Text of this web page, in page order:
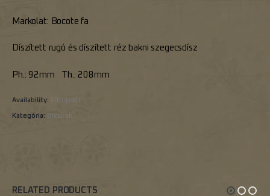
Markolat: Bocote fa
Díszített rugó és díszített réz bakni szegecsdísz
Ph.: 92mm Th.: 208mm
Availability: Elfogyott
Kategória: Bicskák
RELATED PRODUCTS